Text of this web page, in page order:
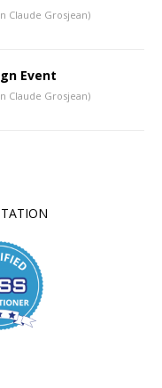
Claude Grosjean)
Event
Claude Grosjean)